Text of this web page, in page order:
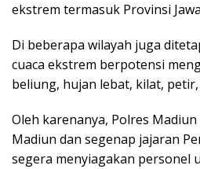
ekstrem termasuk Provinsi
Di beberapa wilayah juga
cuaca ekstrem berpotensi
beliung, hujan lebat, kilat,
Oleh karenanya, Polres Madiun
Madiun dan segenap jajaran
segera menyiagakan personel